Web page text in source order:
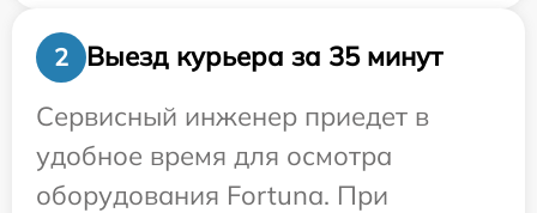
2
Выезд курьера за 35 минут
Сервисный инженер приедет в
удобное время для осмотра
оборудования Fortuna. При